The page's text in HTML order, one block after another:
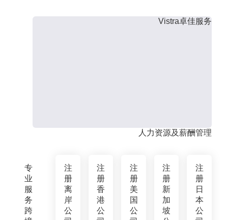
专
业
服
务
跨
Vistra卓佳服务
人力资源及薪酬管理
注
册
离
岸
公
注
册
香
港
公
注
册
美
国
公
注
册
新
加
坡
注
册
日
本
公